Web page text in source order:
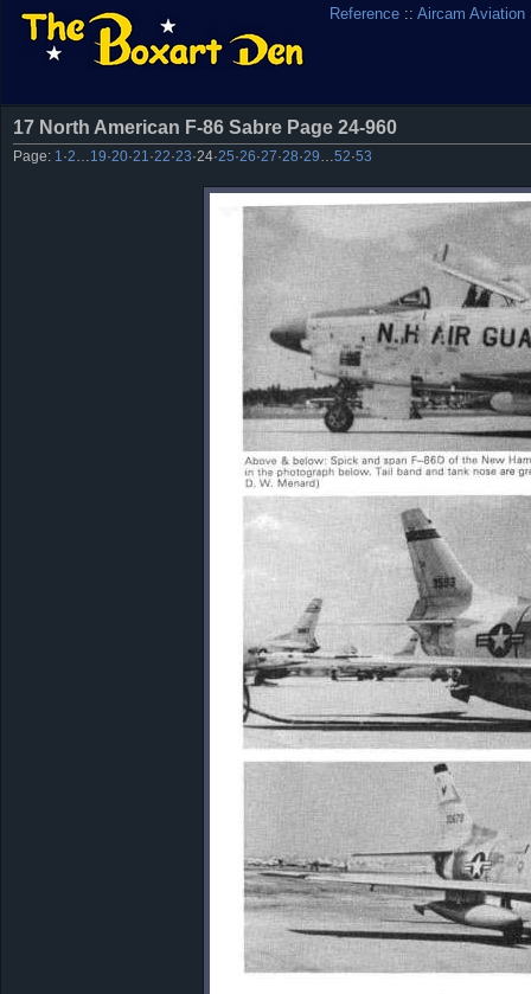
Reference ::Aircam Aviation
17 North American F-86 Sabre Page 24-960
Page: 1 ·2 19·20·21 ·22·23·24·25·26·27·28·29 52·53